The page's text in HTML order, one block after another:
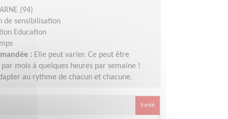
(94)
de sensibilisation
Education
: Elle peut varier. Ce peut être
mois à quelques heures par semaine !
au rythme de chacun et chacune.
Santé